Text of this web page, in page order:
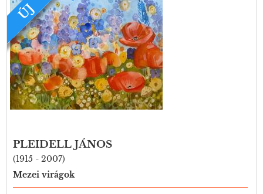
ÚJ
PLEIDELL JÁNOS
(1915 - 2007)
Mezei virágok